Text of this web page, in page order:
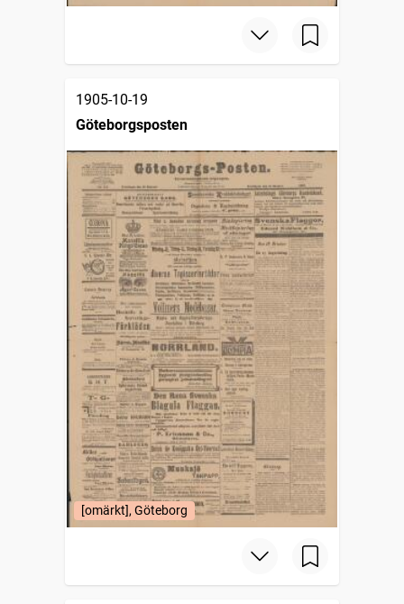
1905-10-19
Göteborgsposten
[omärkt], Göteborg